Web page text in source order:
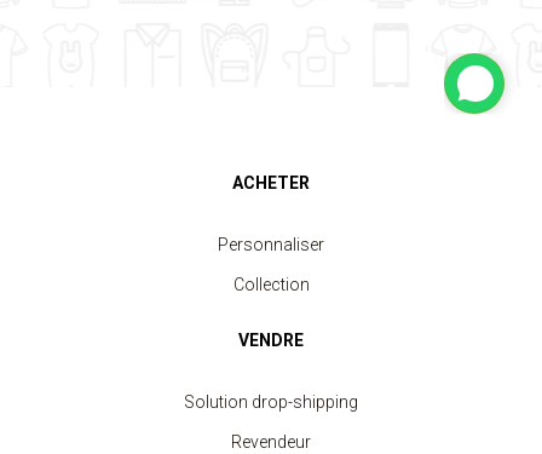
ACHETER
Personnaliser
Collection
VENDRE
Solution drop-shipping
Revendeur